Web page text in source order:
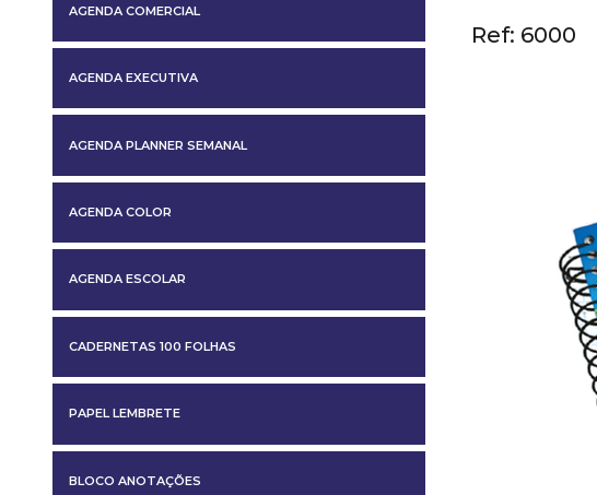
AGENDA COMERCIAL
AGENDA EXECUTIVA
AGENDA PLANNER SEMANAL
AGENDA COLOR
AGENDA ESCOLAR
CADERNETAS 100 FOLHAS
PAPEL LEMBRETE
BLOCO ANOTAÇÕES
Ref: 6000